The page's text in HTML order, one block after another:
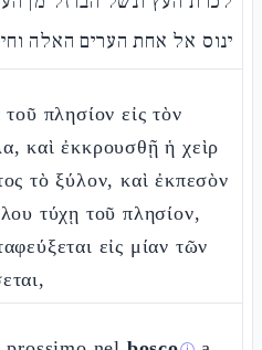
ינוס אל אחת הערים האלה וחי
πλησίον εἰς τὸν
καὶ ἐκκρουσθῇ ἡ χεὶρ
τὸ ξύλον, καὶ ἐκπεσὸν
τύχῃ τοῦ πλησίον,
εἰς μίαν τῶν